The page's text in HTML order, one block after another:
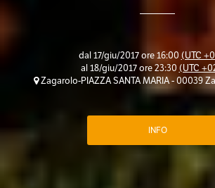
dal17/giu/2017 ore 16:00 (UTC
al18/giu/2017 ore 23:30 (UTC
Zagarolo-PIAZZA SANTA MARIA - 00039
INFO